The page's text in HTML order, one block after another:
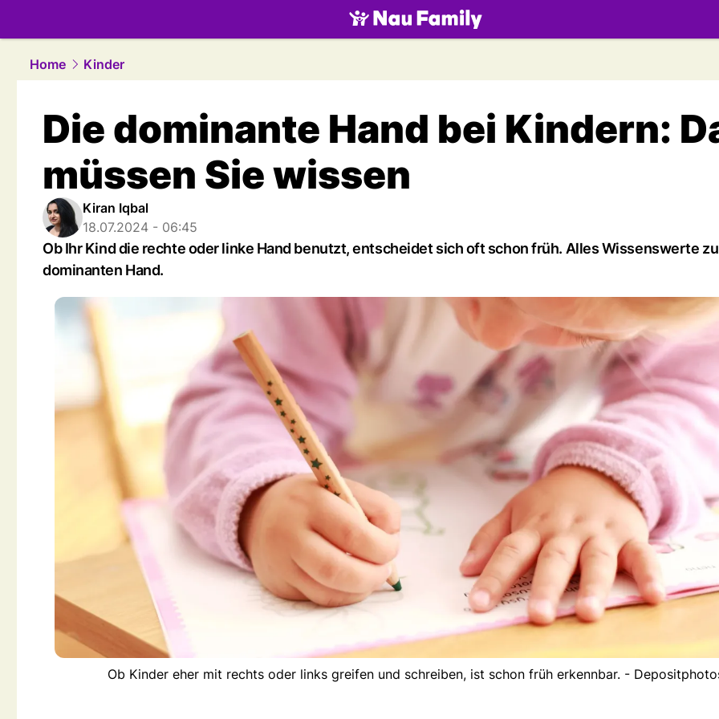
family.NAU.ch
Home
Kinder
Die dominante Hand bei Kindern:
müssen Sie wissen
Kiran Iqbal
18.07.2024 - 06:45
Ob Ihr Kind die rechte oder linke Hand benutzt, entscheidet sich oft schon früh. Alles Wissenswerte
dominanten Hand.
Ob Kinder eher mit rechts oder links greifen und schreiben, ist schon früh erkennbar. -